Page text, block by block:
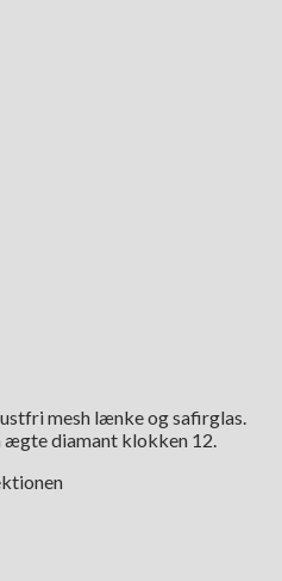
mesh lænke og safirglas.
ægte diamant klokken 12.